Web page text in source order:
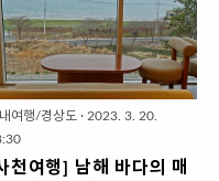
좋습니다.) 편의시설을 잘 갖춘
비 숙소 '라마다호텔&스위트평
라마다호텔&스위트평창은 평창
픽 개최된 도시 중 가장 중심이
대관령면 횡계리에 위치해 있
다. 번화가에서 10분정도 들어
산 속에 있어 조용한 곳입니다.
정도로 더운 날이라 지금 딱~ 먹
좋은 음식인데요. 메밀면은 고소
수한 맛이 매력적이지만 찰기
뚝뚝 끊기는 식감 때문에 호불
있습니다. 그러나 평창 진부 맛
호불호가 거의 없지 싶었습니다.
여행/경상도 · 2023. 3. 20.
천여행] 남해 바다의 매